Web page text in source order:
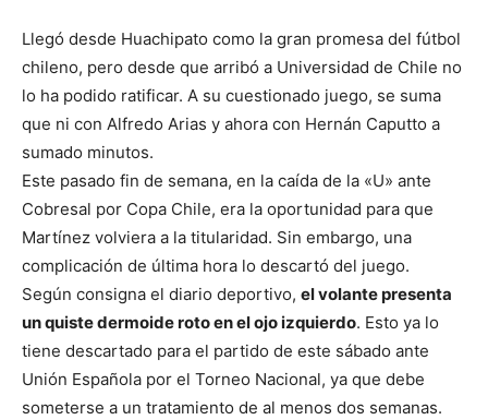
Llegó desde Huachipato como la gran promesa del fútbol
chileno, pero desde que arribó a Universidad de Chile no
lo ha podido ratificar. A su cuestionado juego, se suma
que ni con Alfredo Arias y ahora con Hernán Caputto a
sumado minutos.
Este pasado fin de semana, en la caída de la «U» ante
Cobresal por Copa Chile, era la oportunidad para que
Martínez volviera a la titularidad. Sin embargo, una
complicación de última hora lo descartó del juego.
Según consigna el diario deportivo, el volante presenta
un quiste dermoide roto en el ojo izquierdo. Esto ya lo
tiene descartado para el partido de este sábado ante
Unión Española por el Torneo Nacional, ya que debe
someterse a un tratamiento de al menos dos semanas.